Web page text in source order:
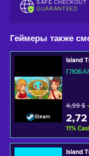
SAFE CHECKOUT
GUARANTEED
Геймеры также
Steam
Island
4,99 $
2,72
11%
Island